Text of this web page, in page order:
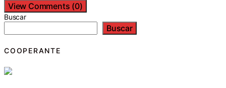
View Comments (0)
Buscar
Buscar
COOPERANTE